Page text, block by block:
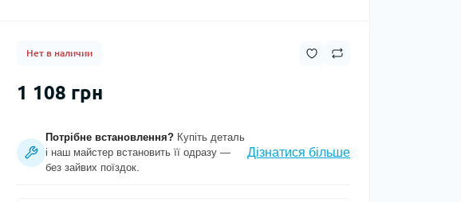
Нет в наличии
1 108 грн
Потрібне встановлення?Купіть деталь
і наш майстер встановить її одразу —
без зайвих поїздок.
Дізнатися більше